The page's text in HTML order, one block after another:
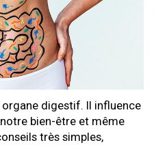
organe digestif. Il influence
bien-être et même
très simples,